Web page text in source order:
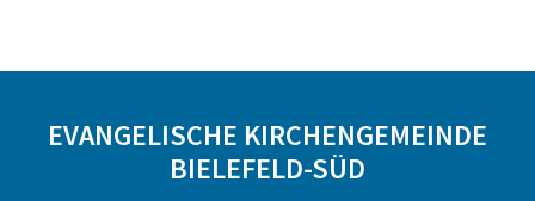
EVANGELISCHE KIRCHENGEMEINDE
BIELEFELD-SÜD